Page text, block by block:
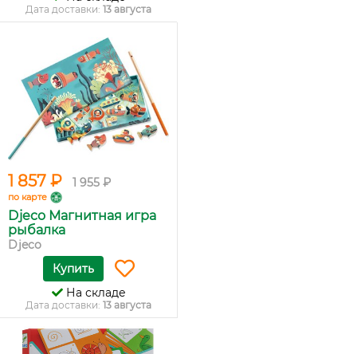
Дата доставки: 13 августа
1 857 ₽ 1 955 ₽
по карте
Djeco Магнитная игра
рыбалка
Djeco
Купить
На складе
Дата доставки: 13 августа